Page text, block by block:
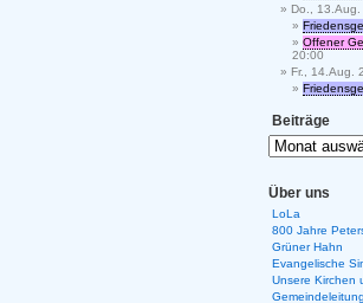
Do., 13.Aug.
Offener
20:00
Fr., 14.Aug.
Beiträge
Über uns
LoLa
800 Jahre
Grüner Hahn
Evangelische
Unsere Kirchen